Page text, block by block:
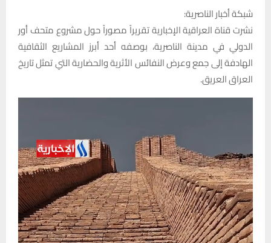
شبكة أخبار الناصرية:
نشرت قناة العراقية الإخبارية تقريراً مصوراً حول مشروع متحف أور
الدولي في مدينة الناصرية، بوصفه أحد أبرز المشاريع الثقافية
الهادفة إلى جمع وعرض النفائس الأثرية والحضارية التي تمثل تاريخ
العراق العريق.